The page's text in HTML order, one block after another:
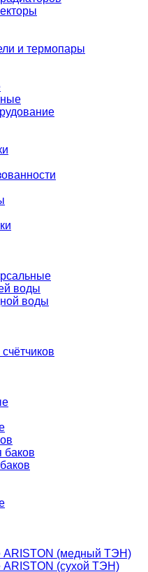
и термопары
воды
воды
баков
ARISTON (медный ТЭН)
ARISTON (сухой ТЭН)